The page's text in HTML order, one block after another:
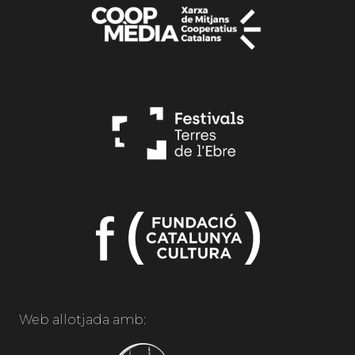
Web allotjada amb: